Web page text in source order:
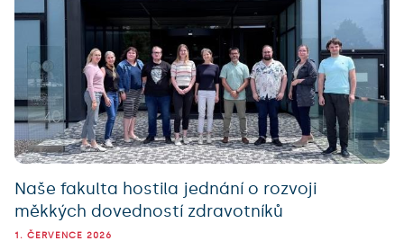
Naše fakulta hostila jednání o rozvoji
měkkých dovedností zdravotníků
1. ČERVENCE 2026